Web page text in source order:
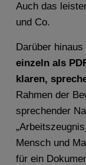
Auch das
und Co.
Darüber
einzeln als
klaren,
Rahmen der
sprechender
Mensch und
für ein